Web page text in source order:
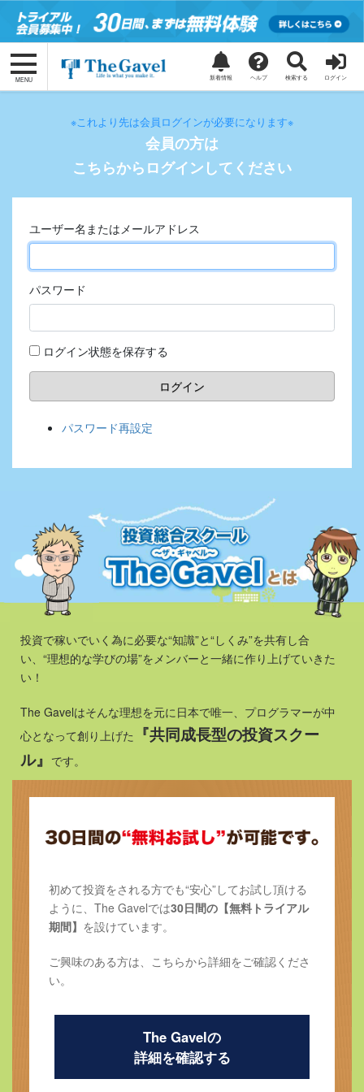
テ
に
ゲ
ョ
MENU 新着情報 ヘルプ 検索する ログイン
※これより先は会員ログインが必要になります※
会員の方は
こちらからログインしてください
ユーザー名またはメールアドレス
パスワード
ログイン状態を保存する
ログイン
パスワード再設定
投資で稼いでいく為に必要な“知識”と“しくみ”を共有し合
い、 “理想的な学びの場”をメンバーと一緒に作り上げていきた
い！
The Gavelはそんな理想を元に 日本で唯一、プログラマーが中
心となって創り上げた
『共同成長型の投資スクー
ル』 です。
初めて投資をされる方でも“安心”してお試し頂ける
ように、 The Gavelでは30日間の【無料トライアル
期間】 を設けています。
ご興味のある方は、こちらから詳細をご確認くださ
い。
The Gavelの
詳細を確認する